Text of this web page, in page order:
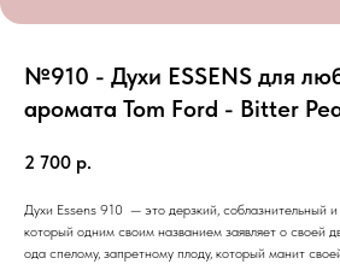
№910 - Духи ESSENS для
аромата Tom Ford - Bitter
2 700 р.
Духи Essens 910 — это дерзкий, соблазнительный
который одним своим названием заявляет о своей
ода спелому, запретному плоду, который манит